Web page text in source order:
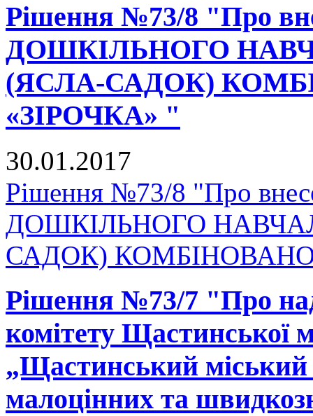
Рішення №73/8 "Про
ДОШКІЛЬНОГО
(ЯСЛА-САДОК)
«ЗІРОЧКА» "
30.01.2017
Рішення №73/8 "Про
ДОШКІЛЬНОГО
САДОК)
Рішення №73/7 "Про
комітету Щастинської
„Щастинський міський
малоцінних та